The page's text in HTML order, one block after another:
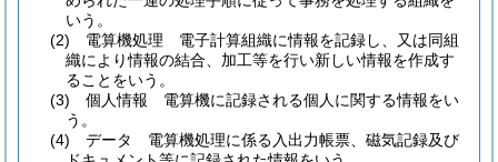
いう。
(2)
電算機処理 電子計算組織に情報を記録し、又は同組
織により情報の結合、加工等を行い新しい情報を作成す
ることをいう。
(3)
個人情報 電算機に記録される個人に関する情報をい
う。
(4)
データ 電算機処理に係る入出力帳票、磁気記録及び